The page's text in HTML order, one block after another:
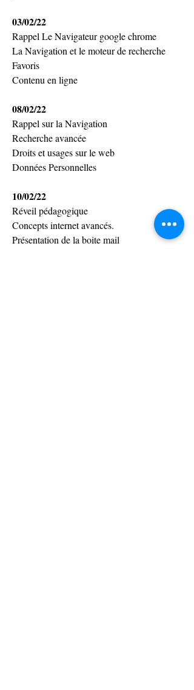
03/02/22
Rappel Le Navigateur google chrome
La Navigation et le moteur de recherche
Favoris
Contenu en ligne
08/02/22
Rappel sur la Navigation
Recherche avancée
Droits et usages sur le web
Données Personnelles
10/02/22
Réveil pédagogique
Concepts internet avancés.
Présentation de la boite mail